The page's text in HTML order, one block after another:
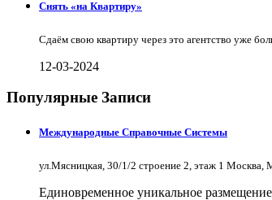
Снять «на Квартиру»
Сдаём свою квартиру через это агентство уже
12-03-2024
Популярные Записи
Международные Справочные Системы
ул.Мясницкая, 30/1/2 строение 2, этаж 1 Москва,
Единовременное уникальное